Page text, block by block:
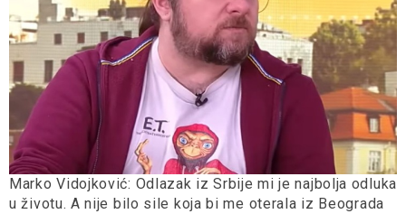
Marko Vidojković: Odlazak iz Srbije mi je najbolja odluka
u životu. A nije bilo sile koja bi me oterala iz Beograda